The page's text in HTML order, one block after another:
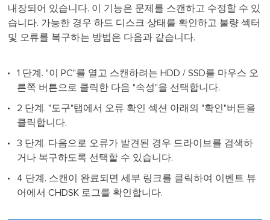
내장되어 있습니다. 이 기능은 문제를 스캔하고 수정할 수 있
습니다. 가능한 경우 하드 디스크 상태를 확인하고 불량 섹터
및 오류를 복구하는 방법은 다음과 같습니다.
1 단계. "이 PC"를 열고 스캔하려는 HDD / SSD를 마우스 오
른쪽 버튼으로 클릭한 다음 "속성"을 선택합니다.
2 단계. "도구"탭에서 오류 확인 섹션 아래의 "확인"버튼을
클릭합니다.
3 단계. 다음으로 오류가 발견된 경우 드라이브를 검색하
거나 복구하도록 선택할 수 있습니다.
4 단계. 스캔이 완료되면 세부 링크를 클릭하여 이벤트 뷰
어에서 CHDSK 로그를 확인합니다.